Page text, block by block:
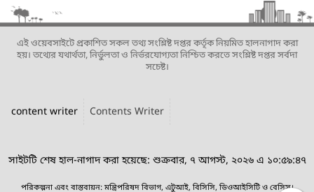
এই ওয়েবসাইটে প্রকাশিত সকল তথ্য সংশ্লিষ্ট দপ্তর কর্তৃক নিয়মিত হালনাগাদ করা
হয়। তথ্যের যথার্থতা, নির্ভুলতা ও নির্ভরযোগ্যতা নিশ্চিত করতে সংশ্লিষ্ট দপ্তর সর্বদা
সচেষ্ট।
content writer Contents Writer
সাইটটি শেষ হাল-নাগাদ করা হয়েছে: শুক্রবার, ৭ আগস্ট, ২০২৬ এ ১০:৫৯:৪৭
পরিকল্পনা এবং বাস্তবায়ন: মন্ত্রিপরিষদ বিভাগ, এটুআই, বিসিসি, ডিওআইসিটি ও বেসিস।